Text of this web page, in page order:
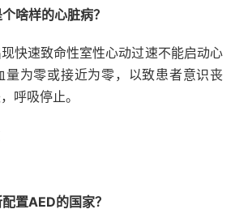
啥样的心脏病？
快速致命性室性心动过速不能启动心
量为零或接近为零，以致患者意识丧
呼吸停止。
置AED的国家？